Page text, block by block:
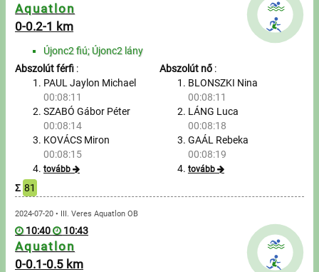
Üzenetek
Saját sportolók
Sportoló keresés
Nevezés
Sportágak
Futás
Kerékpározás
Aquatlon
0-0.2-1 km
Újonc2 fiú; Újonc2 lány
Abszolút férfi :
PAUL Jaylon Michael
00:08:11
SZABÓ Gábor Péter
00:08:14
KOVÁCS Miron
00:08:15
tovább
Abszolút nő:
BLONSZKI Nina
00:08:11
LÁNG Luca
00:08:18
GAÁL Rebeka
00:08:19
tovább
Σ 81
2024-07-20 • III. Veres Aquatlon OB
10:40 10:43
Aquatlon
0-0.1-0.5 km